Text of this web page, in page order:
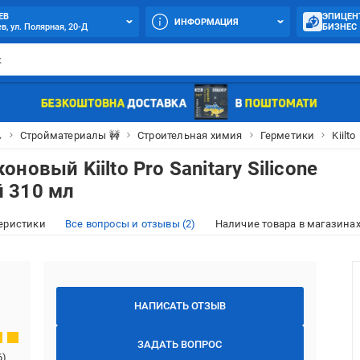
ул. Полярная, 20-Д
ИНФОРМАЦИЯ
БИЗНЕС
Стройматериалы 🚧 Строительная химия Герметики Kiilto
Kiilto Pro Sanitary Silicone
310 мл
Все вопросы и отзывы (2) Наличие товара в
НАПИСАТЬ ОТЗЫВ
ЗАДАТЬ ВОПРОС
)